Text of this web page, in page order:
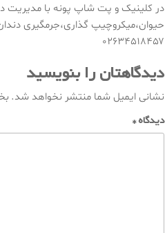
در کلینیک و پت شاپ پونه با مدیریت
۰۲۶۳۴۵۱۸۴۵۷
دیدگاهتان را بنویسید
نشانی ایمیل شما منتشر نخواهد شد.
دیدگاه*